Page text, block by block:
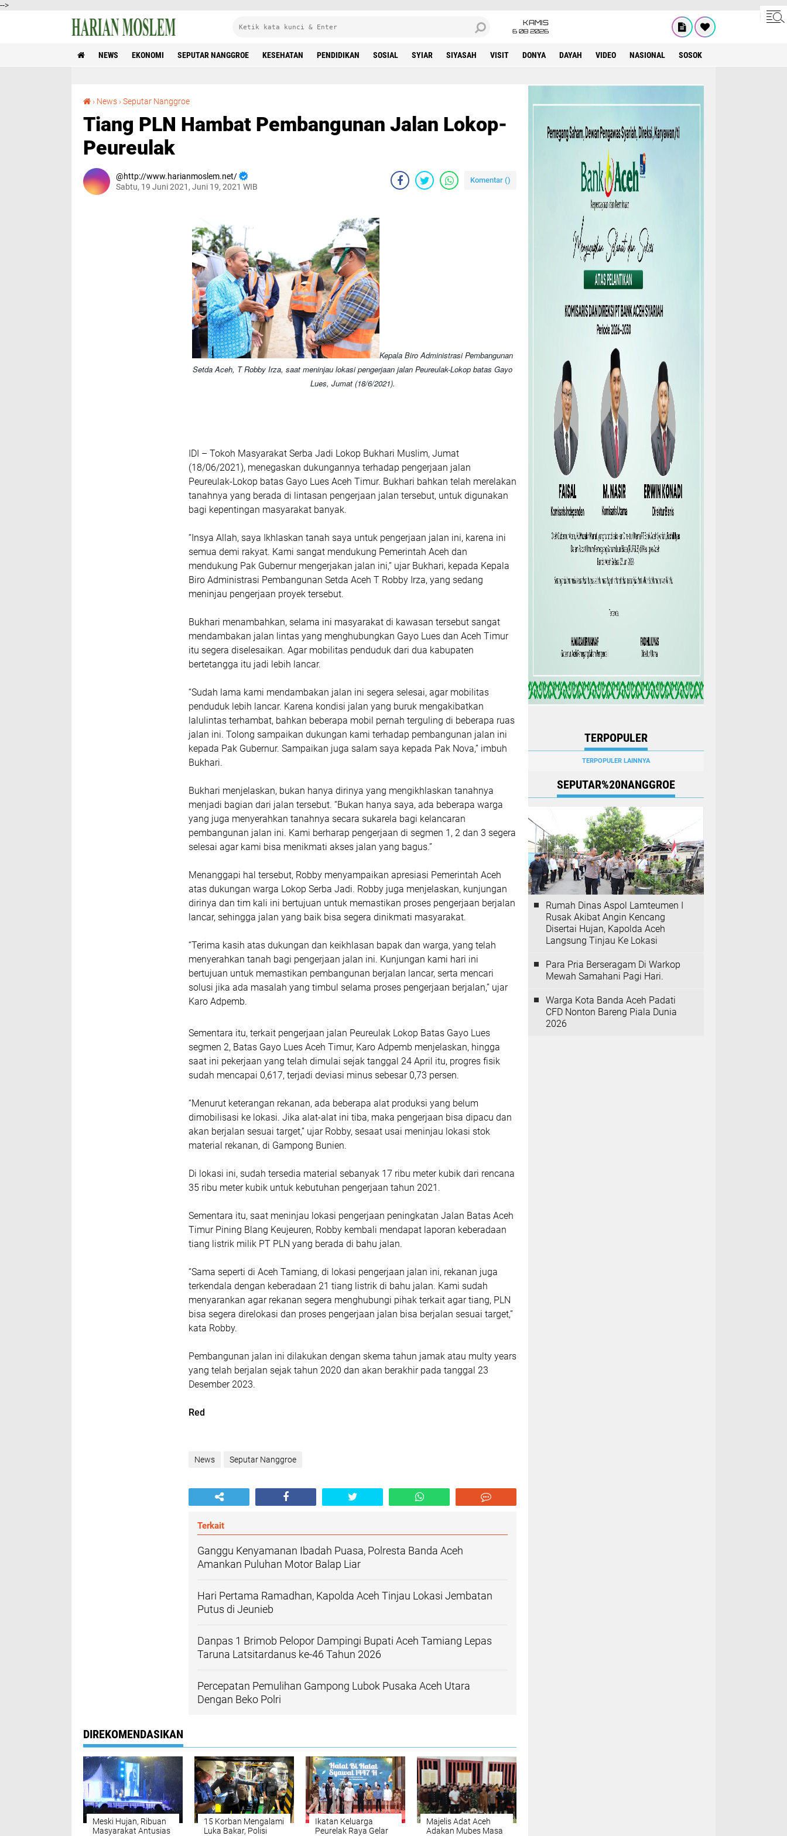
-->
KAMIS
6 08 2026
NEWS EKONOMI SEPUTAR NANGGROE KESEHATAN PENDIDIKAN SOSIAL SYIAR SIYASAH VISIT DONYA DAYAH VIDEO NASIONAL SOSOK
› News ›Seputar Nanggroe
Tiang PLN Hambat Pembangunan Jalan Lokop-
Peureulak
http://www.harianmoslem.net/
Sabtu, 19 Juni 2021, Juni 19, 2021 WIB
Komentar ()
Kepala Biro Administrasi Pembangunan
Setda Aceh, T Robby Irza, saat meninjau lokasi pengerjaan jalan Peureulak-Lokop batas Gayo
Lues, Jumat (18/6/2021).
IDI – Tokoh Masyarakat Serba Jadi Lokop Bukhari Muslim, Jumat
(18/06/2021), menegaskan dukungannya terhadap pengerjaan jalan
Peureulak-Lokop batas Gayo Lues Aceh Timur. Bukhari bahkan telah merelakan
tanahnya yang berada di lintasan pengerjaan jalan tersebut, untuk digunakan
bagi kepentingan masyarakat banyak.
“Insya Allah, saya Ikhlaskan tanah saya untuk pengerjaan jalan ini, karena ini
semua demi rakyat. Kami sangat mendukung Pemerintah Aceh dan
mendukung Pak Gubernur mengerjakan jalan ini,” ujar Bukhari, kepada Kepala
Biro Administrasi Pembangunan Setda Aceh T Robby Irza, yang sedang
meninjau pengerjaan proyek tersebut.
Bukhari menambahkan, selama ini masyarakat di kawasan tersebut sangat
mendambakan jalan lintas yang menghubungkan Gayo Lues dan Aceh Timur
itu segera diselesaikan. Agar mobilitas penduduk dari dua kabupaten
bertetangga itu jadi lebih lancar.
“Sudah lama kami mendambakan jalan ini segera selesai, agar mobilitas
penduduk lebih lancar. Karena kondisi jalan yang buruk mengakibatkan
lalulintas terhambat, bahkan beberapa mobil pernah terguling di beberapa ruas
jalan ini. Tolong sampaikan dukungan kami terhadap pembangunan jalan ini
kepada Pak Gubernur. Sampaikan juga salam saya kepada Pak Nova,” imbuh
Bukhari.
Bukhari menjelaskan, bukan hanya dirinya yang mengikhlaskan tanahnya
menjadi bagian dari jalan tersebut. “Bukan hanya saya, ada beberapa warga
yang juga menyerahkan tanahnya secara sukarela bagi kelancaran
pembangunan jalan ini. Kami berharap pengerjaan di segmen 1, 2 dan 3 segera
selesai agar kami bisa menikmati akses jalan yang bagus.”
Menanggapi hal tersebut, Robby menyampaikan apresiasi Pemerintah Aceh
atas dukungan warga Lokop Serba Jadi. Robby juga menjelaskan, kunjungan
dirinya dan tim kali ini bertujuan untuk memastikan proses pengerjaan berjalan
lancar, sehingga jalan yang baik bisa segera dinikmati masyarakat.
“Terima kasih atas dukungan dan keikhlasan bapak dan warga, yang telah
menyerahkan tanah bagi pengerjaan jalan ini. Kunjungan kami hari ini
bertujuan untuk memastikan pembangunan berjalan lancar, serta mencari
solusi jika ada masalah yang timbul selama proses pengerjaan berjalan,” ujar
Karo Adpemb.
Sementara itu, terkait pengerjaan jalan Peureulak Lokop Batas Gayo Lues
segmen 2, Batas Gayo Lues Aceh Timur, Karo Adpemb menjelaskan, hingga
saat ini pekerjaan yang telah dimulai sejak tanggal 24 April itu, progres fisik
sudah mencapai 0,617, terjadi deviasi minus sebesar 0,73 persen.
“Menurut keterangan rekanan, ada beberapa alat produksi yang belum
dimobilisasi ke lokasi. Jika alat-alat ini tiba, maka pengerjaan bisa dipacu dan
akan berjalan sesuai target,” ujar Robby, sesaat usai meninjau lokasi stok
material rekanan, di Gampong Bunien.
Di lokasi ini, sudah tersedia material sebanyak 17 ribu meter kubik dari rencana
35 ribu meter kubik untuk kebutuhan pengerjaan tahun 2021.
Sementara itu, saat meninjau lokasi pengerjaan peningkatan Jalan Batas Aceh
Timur Pining Blang Keujeuren, Robby kembali mendapat laporan keberadaan
tiang listrik milik PT PLN yang berada di bahu jalan.
“Sama seperti di Aceh Tamiang, di lokasi pengerjaan jalan ini, rekanan juga
terkendala dengan keberadaan 21 tiang listrik di bahu jalan. Kami sudah
menyarankan agar rekanan segera menghubungi pihak terkait agar tiang, PLN
bisa segera direlokasi dan proses pengerjaan jalan bisa berjalan sesuai target,”
kata Robby.
Pembangunan jalan ini dilakukan dengan skema tahun jamak atau multy years
yang telah berjalan sejak tahun 2020 dan akan berakhir pada tanggal 23
Desember 2023.
Red
News Seputar Nanggroe
Terkait
Ganggu Kenyamanan Ibadah Puasa, Polresta Banda Aceh
Amankan Puluhan Motor Balap Liar
Hari Pertama Ramadhan, Kapolda Aceh Tinjau Lokasi Jembatan
Putus di Jeunieb
Danpas 1 Brimob Pelopor Dampingi Bupati Aceh Tamiang Lepas
Taruna Latsitardanus ke-46 Tahun 2026
Percepatan Pemulihan Gampong Lubok Pusaka Aceh Utara
Dengan Beko Polri
DIREKOMENDASIKAN
Meski Hujan, Ribuan
Masyarakat Antusias
15 Korban Mengalami
Luka Bakar, Polisi
Ikatan Keluarga
Peurelak Raya Gelar
Majelis Adat Aceh
Adakan Mubes Masa
TERPOPULER
TERPOPULER LAINNYA
SEPUTAR%20NANGGROE
Rumah Dinas Aspol Lamteumen I
Rusak Akibat Angin Kencang
Disertai Hujan, Kapolda Aceh
Langsung Tinjau Ke Lokasi
Para Pria Berseragam Di Warkop
Mewah Samahani Pagi Hari.
Warga Kota Banda Aceh Padati
CFD Nonton Bareng Piala Dunia
2026